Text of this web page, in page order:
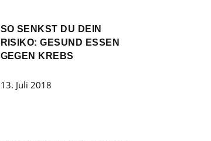
SO SENKST DU DEIN
RISIKO: GESUND ESSEN
GEGEN KREBS
13. Juli 2018